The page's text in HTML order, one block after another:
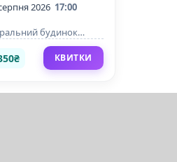
2026 17:00
будинок
Збройних Сил
КВИТКИ